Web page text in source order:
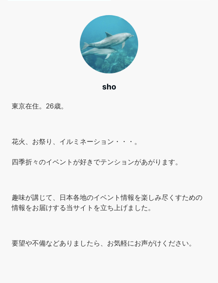
sho
東京在住。26歳。
花火、お祭り、イルミネーション・・・。
四季折々のイベントが好きでテンションがあがります。
趣味が講じて、日本各地のイベント情報を楽しみ尽くすための
情報をお届けする当サイトを立ち上げました。
要望や不備などありましたら、お気軽にお声がけください。